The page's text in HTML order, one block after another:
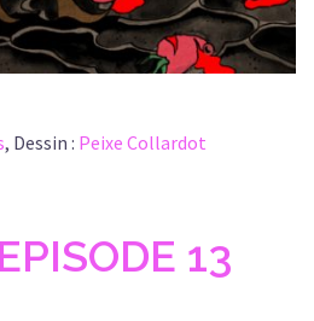
, Dessin : Peixe Collardot
13